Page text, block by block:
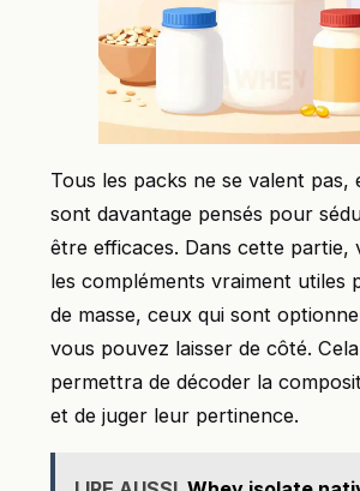
Tous les packs ne se valent pas,
sont davantage pensés pour
être efficaces. Dans cette partie,
les compléments vraiment utiles
de masse, ceux qui sont
vous pouvez laisser de côté.
permettra de décoder la
et de juger leur pertinence.